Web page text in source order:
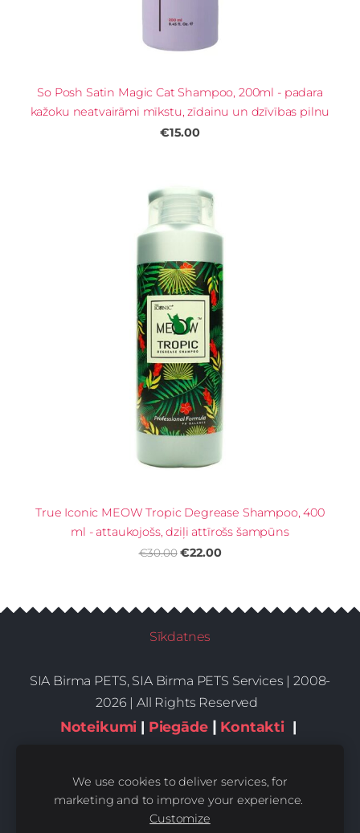
So Posh Satin Magic Cat Shampoo, 200ml - padara
kažoku neatvairāmi mīkstu, zīdainu un dzīvības pilnu
€15.00
True Iconic MEOW Tropic Degrease Shampoo, 400
ml - attaukojošs, dziļi attīrošs šampūns
€30.00 €22.00
Sīkdatnes
SIA Birma PETS, SIA Birma PETS Services | 2008-
2026 | All Rights Reserved
Noteikumi | Piegāde | Kontakti|
We use cookies to deliver services, for
marketing and to improve your experience.
Customize